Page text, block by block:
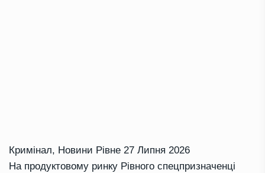
Кримінал, Новини Рівне 27 Липня 2026
На продуктовому ринку Рівного спецпризначенці